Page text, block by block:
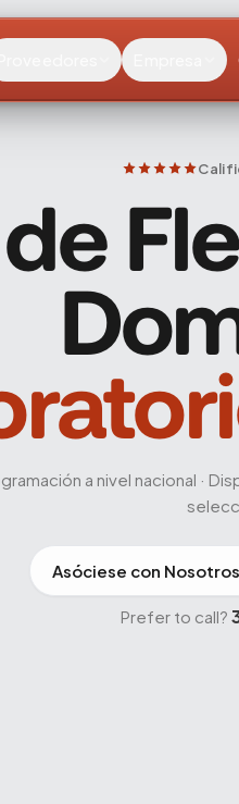
a nivel nacional ·
Asóciese con Nosotros
Prefer to call?